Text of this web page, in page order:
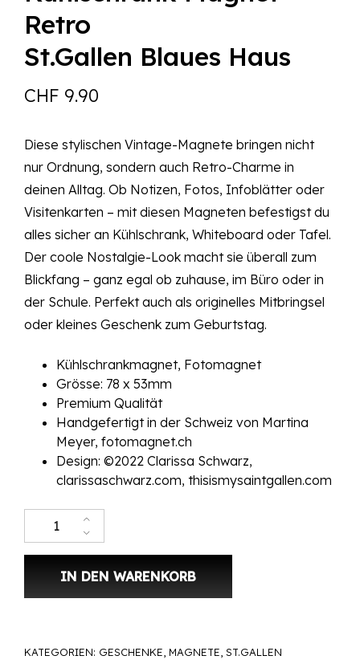
Retro
St.Gallen Blaues Haus
CHF 9.90
Diese stylischen Vintage-Magnete bringen nicht
nur Ordnung, sondern auch Retro-Charme in
deinen Alltag. Ob Notizen, Fotos, Infoblätter oder
Visitenkarten – mit diesen Magneten befestigst du
alles sicher an Kühlschrank, Whiteboard oder Tafel.
Der coole Nostalgie-Look macht sie überall zum
Blickfang – ganz egal ob zuhause, im Büro oder in
der Schule. Perfekt auch als originelles Mitbringsel
oder kleines Geschenk zum Geburtstag.
Kühlschrankmagnet, Fotomagnet
Grösse: 78 x 53mm
Premium Qualität
Handgefertigt in der Schweiz von Martina
Meyer, fotomagnet.ch
Design: ©2022 Clarissa Schwarz,
clarissaschwarz.com, thisismysaintgallen.com
Kühlschrank Magnet RetroSt.Gallen Blaues Haus Menge
IN DEN WARENKORB
KATEGORIEN: GESCHENKE MAGNETE ST.GALLEN